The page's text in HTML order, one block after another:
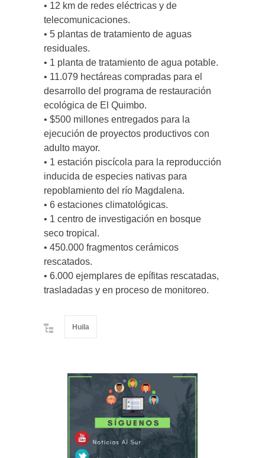
• 12 km de redes eléctricas y de
telecomunicaciones.
• 5 plantas de tratamiento de aguas
residuales.
• 1 planta de tratamiento de agua potable.
• 11.079 hectáreas compradas para el
desarrollo del programa de restauración
ecológica de El Quimbo.
• $500 millones entregados para la
ejecución de proyectos productivos con
adulto mayor.
• 1 estación piscícola para la reproducción
inducida de especies nativas para
repoblamiento del río Magdalena.
• 6 estaciones climatológicas.
• 1 centro de investigación en bosque
seco tropical.
• 450.000 fragmentos cerámicos
rescatados.
• 6.000 ejemplares de epífitas rescatadas,
trasladadas y en proceso de monitoreo.
Huila